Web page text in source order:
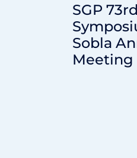
SGP
Sobla
Meeting